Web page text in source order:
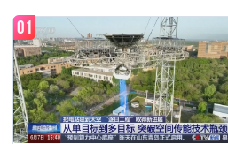
14:30
15:00 24小时
16:00 午夜新闻
01